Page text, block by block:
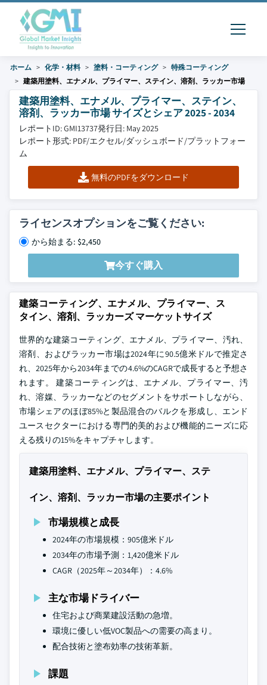
ホーム 化学・材料 塗料・コーティング
特殊コーティング
建築用塗料、エナメル、プライマー、ステイン、溶剤、ラッカー市場
建築用塗料、エナメル、プライマー、ステイン、
溶剤、ラッカー市場 サイズとシェア 2025 - 2034
レポートID: GMI13737発行日: May 2025
レポート形式: PDF/エクセル/ダッシュボード/プラットフォー
ム
無料のPDFをダウンロード
ライセンスオプションをご覧ください:
から始まる: $2,450
今すぐ購入
建築コーティング、エナメル、プライマー、ス
タイン、溶剤、ラッカーズ マーケットサイズ
世界的な建築コーティング、エナメル、プライマー、汚れ、
溶剤、およびラッカー市場は2024年に90.5億米ドルで推定さ
れ、2025年から2034年までの4.6%のCAGRで成長すると予想さ
れます。 建築コーティングは、エナメル、プライマー、汚
れ、溶媒、ラッカーなどのセグメントをサポートしながら、
市場シェアのほぼ85%と製品混合のバルクを形成し、エンド
ユースセクターにおける専門的美的および機能的ニーズに応
える残りの15%をキャプチャします。
建築用塗料、エナメル、プライマー、ステ
イン、溶剤、ラッカー市場の主要ポイント
市場規模と成長
2024年の市場規模：905億米ドル
2034年の市場予測：1,420億米ドル
CAGR（2025年～2034年）：4.6%
主な市場ドライバー
住宅および商業建設活動の急増。
環境に優しい低VOC製品への需要の高まり。
配合技術と塗布効率の技術革新。
課題